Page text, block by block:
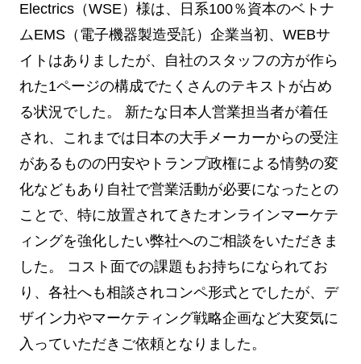
Electrics（WSE）様は、日系100％資本のベトナ
ムEMS（電子機器製造受託）企業当初、WEBサ
イトはありましたが、自社のスタッフの方が作ら
れた1ページの構成でたくさんのテキストが占め
る状況でした。 新たな日本人営業担当者が着任
され、これまでは日本の大手メーカーからの受注
があるものの円安やトランプ政権による情勢の変
化などもあり自社で営業活動が必要になったとの
ことで、特に放置されてきたオンラインマーケテ
ィングを強化したい弊社へのご相談をいただきま
した。 コスト面での課題もお持ちになられてお
り、各社へも相談されコンペ形式とでしたが、デ
ザイン力やマーケティング戦略企画など大変気に
入っていただきご依頼となりました。